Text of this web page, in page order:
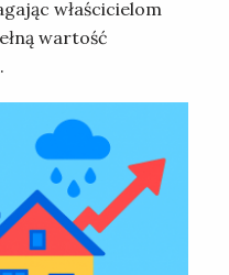
właścicielom
wartość